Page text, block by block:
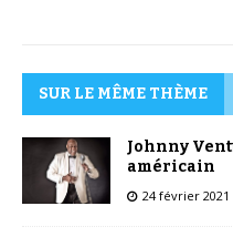
SUR LE MÊME THÈME
Johnny
américain
24 février 2021